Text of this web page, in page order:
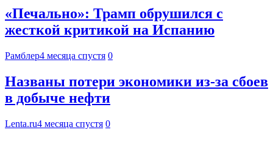
«Печально»: Трамп обрушился с
жесткой критикой на Испанию
Рамблер4 месяца спустя 0
Названы потери экономики из-за сбоев
в добыче нефти
Lenta.ru4 месяца спустя 0